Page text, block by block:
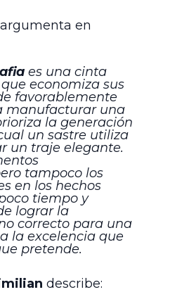
en
es una cinta
economiza sus
favorablemente
manufacturar una
la generación
un sastre utiliza
un traje elegante.
tampoco los
en los hechos
tiempo y
lograr la
correcto para una
la excelencia que
pretende.
describe: